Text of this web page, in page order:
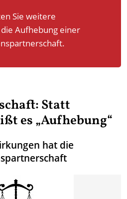
Sie weitere
Aufhebung einer
Statt
es „Aufhebung“
hat die